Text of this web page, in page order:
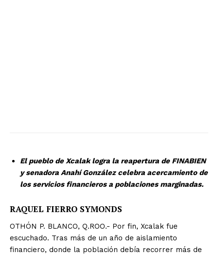
El pueblo de Xcalak logra la reapertura de FINABIEN
y senadora Anahí González celebra acercamiento de
los servicios financieros a poblaciones marginadas.
RAQUEL FIERRO SYMONDS
OTHÓN P. BLANCO, Q.ROO.- Por fin, Xcalak fue
escuchado. Tras más de un año de aislamiento
financiero, donde la población debía recorrer más de